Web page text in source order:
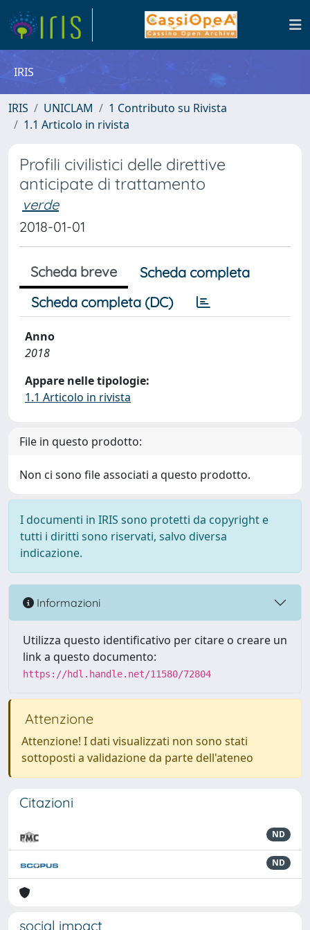
IRIS
IRIS UNICLAM
1 Contributo su Rivista
1.1 Articolo in rivista
Profili civilistici delle direttive
anticipate di trattamento
verde
2018-01-01
Scheda breve
Scheda completa
Scheda completa (DC)
Anno
2018
Appare nelle tipologie:
1.1 Articolo in rivista
File in questo prodotto:
Non ci sono file associati a questo prodotto.
I documenti in IRIS sono protetti da copyright e
tutti i diritti sono riservati, salvo diversa
indicazione.
Informazioni
Utilizza questo identificativo per citare o creare un
link a questo documento:
https://hdl.handle.net/11580/72804
Attenzione
Attenzione! I dati visualizzati non sono stati
sottoposti a validazione da parte dell'ateneo
Citazioni
ND
ND
social impact